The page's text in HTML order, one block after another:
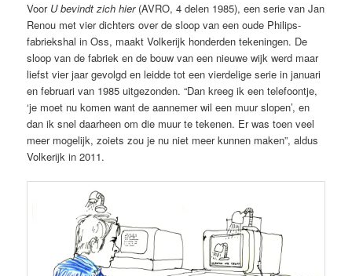
Voor U bevindt zich hier(AVRO, 4 delen 1985), een serie van Jan
Renou met vier dichters over de sloop van een oude Philips-
fabriekshal in Oss, maakt Volkerijk honderden tekeningen. De
sloop van de fabriek en de bouw van een nieuwe wijk werd maar
liefst vier jaar gevolgd en leidde tot een vierdelige serie in januari
en februari van 1985 uitgezonden. “Dan kreeg ik een telefoontje,
‘je moet nu komen want de aannemer wil een muur slopen’, en
dan ik snel daarheen om die muur te tekenen. Er was toen veel
meer mogelijk, zoiets zou je nu niet meer kunnen maken”, aldus
Volkerijk in 2011.